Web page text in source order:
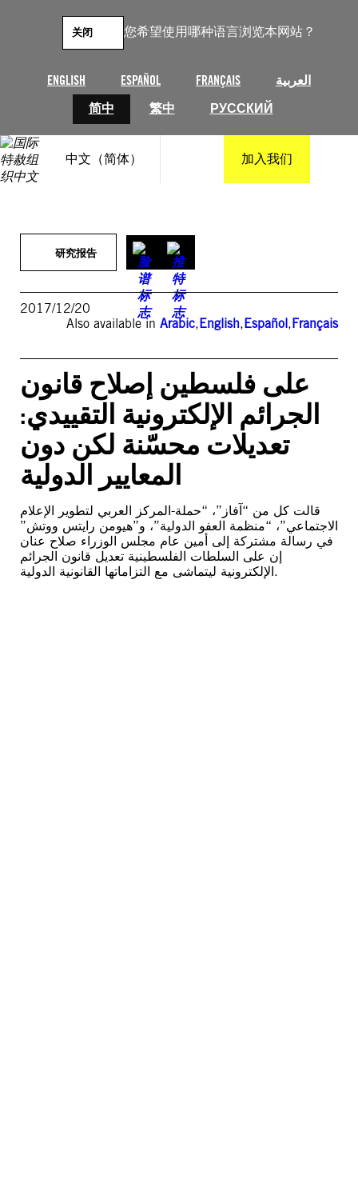
您希望使用哪种语言浏览本网站？
ENGLISH ESPAÑOL FRANÇAIS
العربية
简中
繁中 РУССКИЙ
关闭
中文（简体） 加入我们
研究报告
2017/12/20
Also available in Arabic,English,Español,Français
على فلسطين إصلاح قانون
الجرائم الإلكترونية التقييدي:
تعديلات محسّنة لكن دون
المعايير الدولية
قالت كل من “آفاز”، “حملة-المركز العربي لتطوير الإعلام
الاجتماعي”، “منظمة العفو الدولية”، و”هيومن رايتس ووتش”
في رسالة مشتركة إلى أمين عام مجلس الوزراء صلاح عنان
إن على السلطات الفلسطينية تعديل قانون الجرائم
الإلكترونية ليتماشى مع التزاماتها القانونية الدولية.